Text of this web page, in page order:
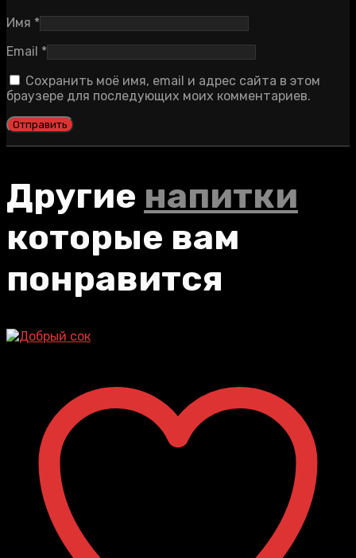
Имя *
Email *
Сохранить моё имя, email и адрес сайта в этом
браузере для последующих моих комментариев.
Другие напитки
которые вам
понравится